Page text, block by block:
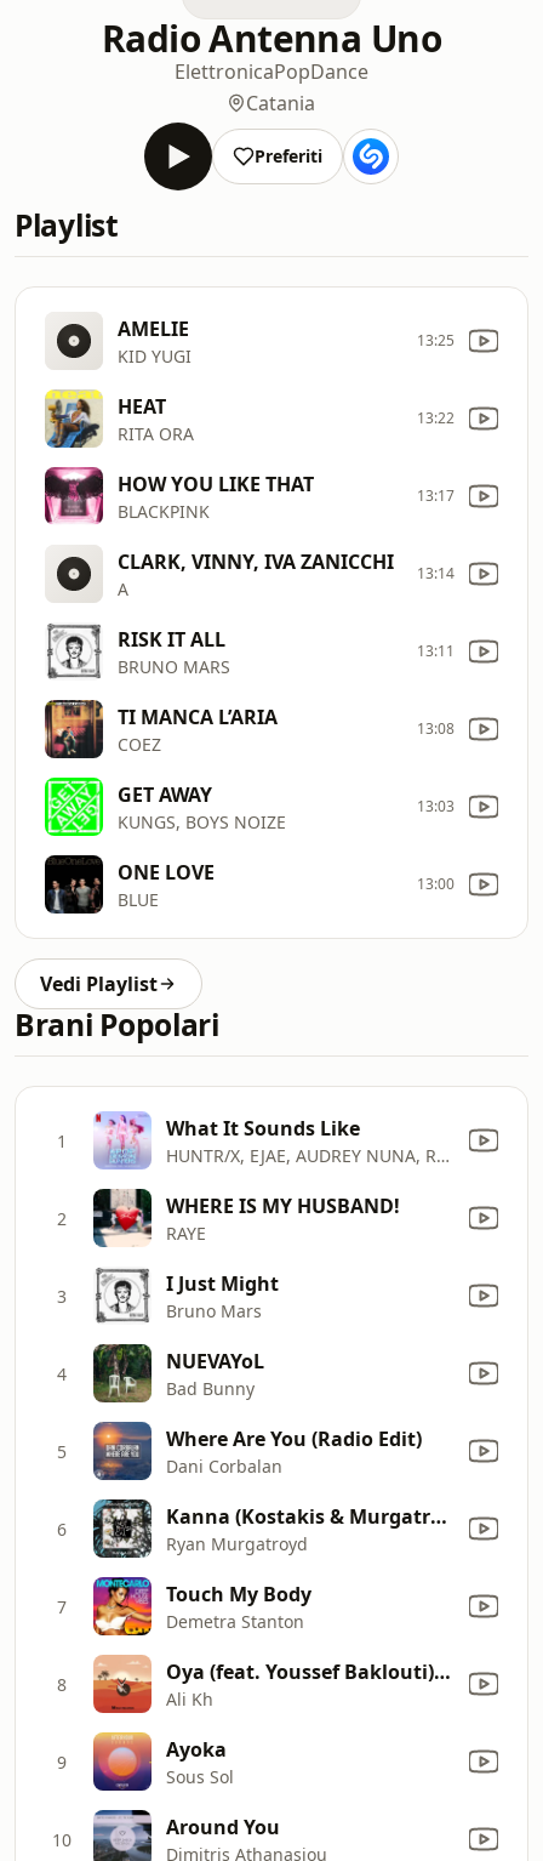
Radio Antenna Uno
ElettronicaPopDance
Catania
Preferiti
Playlist
AMELIE
KID YUGI
13:25
HEAT
RITA ORA
13:22
HOW YOU LIKE THAT
BLACKPINK
13:17
CLARK, VINNY, IVA ZANICCHI
A
13:14
RISK IT ALL
BRUNO MARS
13:11
TI MANCA L’ARIA
COEZ
13:08
GET AWAY
KUNGS, BOYS NOIZE
13:03
ONE LOVE
BLUE
13:00
Vedi Playlist
Brani Popolari
1 What It Sounds Like
HUNTR/X, EJAE, AUDREY NUNA, REI AMI & KPop Demon Hunters Cast
2 WHERE IS MY HUSBAND!
RAYE
3 I Just Might
Bruno Mars
4 NUEVAYoL
Bad Bunny
5 Where Are You (Radio Edit)
Dani Corbalan
6 Kanna (Kostakis & Murgatroyd's Re-Edit)
Ryan Murgatroyd
7 Touch My Body
Demetra Stanton
8 Oya (feat. Youssef Baklouti) [Alexander Ben Remix]
Ali Kh
9 Ayoka
Sous Sol
10 Around You
Dimitris Athanasiou